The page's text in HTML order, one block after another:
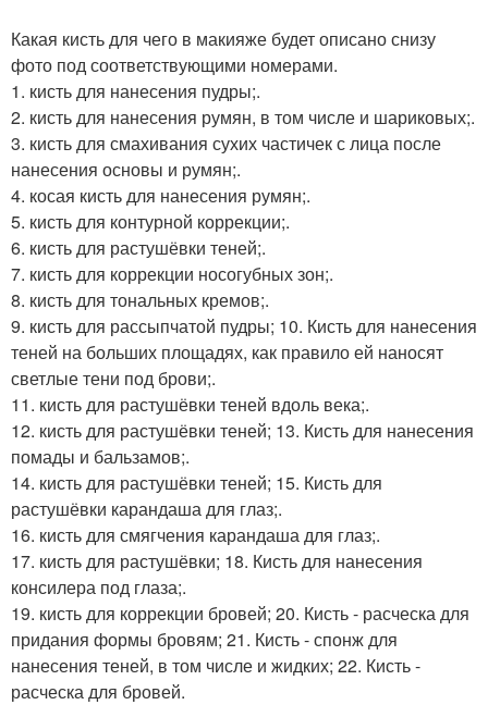
Какая кисть для чего в макияже будет описано снизу
фото под соответствующими номерами.
1. кисть для нанесения пудры;.
2. кисть для нанесения румян, в том числе и шариковых;.
3. кисть для смахивания сухих частичек с лица после
нанесения основы и румян;.
4. косая кисть для нанесения румян;.
5. кисть для контурной коррекции;.
6. кисть для растушёвки теней;.
7. кисть для коррекции носогубных зон;.
8. кисть для тональных кремов;.
9. кисть для рассыпчатой пудры; 10. Кисть для нанесения
теней на больших площадях, как правило ей наносят
светлые тени под брови;.
11. кисть для растушёвки теней вдоль века;.
12. кисть для растушёвки теней; 13. Кисть для нанесения
помады и бальзамов;.
14. кисть для растушёвки теней; 15. Кисть для
растушёвки карандаша для глаз;.
16. кисть для смягчения карандаша для глаз;.
17. кисть для растушёвки; 18. Кисть для нанесения
консилера под глаза;.
19. кисть для коррекции бровей; 20. Кисть - расческа для
придания формы бровям; 21. Кисть - спонж для
нанесения теней, в том числе и жидких; 22. Кисть -
расческа для бровей.